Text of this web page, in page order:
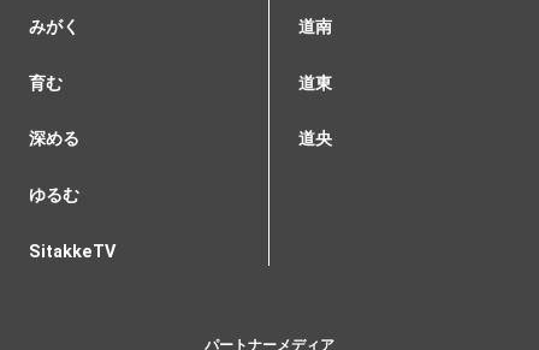
みがく
育む
深める
ゆるむ
SitakkeTV
道南
道東
道央
パートナーメディア